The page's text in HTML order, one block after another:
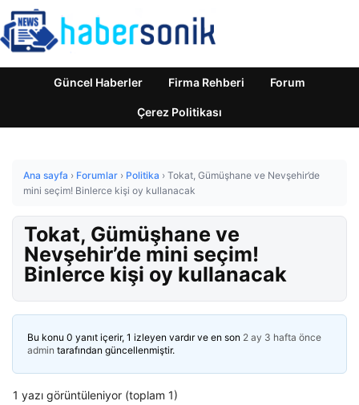
Güncel Haberler Firma Rehberi Forum
Çerez Politikası
Ana sayfa › Forumlar › Politika › Tokat, Gümüşhane ve Nevşehir’de
mini seçim! Binlerce kişi oy kullanacak
Tokat, Gümüşhane ve
Nevşehir’de mini seçim!
Binlerce kişi oy kullanacak
Bu konu 0 yanıt içerir, 1 izleyen vardır ve en son 2 ay 3 hafta önce
admin tarafından güncellenmiştir.
1 yazı görüntüleniyor (toplam 1)